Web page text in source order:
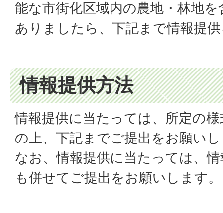
能な市街化区域内の農地・林地
ありましたら、下記まで情報提
情報提供方法
情報提供に当たっては、所定の
の上、下記までご提出をお願い
なお、情報提供に当たっては、
も併せてご提出をお願いします。